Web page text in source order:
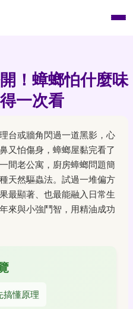
！蟑螂怕什麼味
一次看
台或牆角閃過一道黑影，心
又怕傷身，蟑螂屋黏完看了
間老公寓，廚房蟑螂問題簡
天然驅蟲法。試過一堆偏方
最顯著、也最能融入日常生
來與小強鬥智，用精油成功
搞懂原理